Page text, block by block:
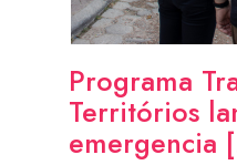
Programa
Territórios
emergencia